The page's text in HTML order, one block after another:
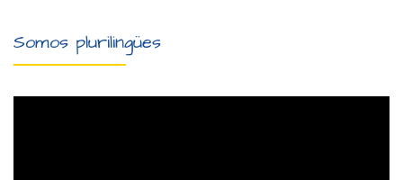
Somos plurilingües